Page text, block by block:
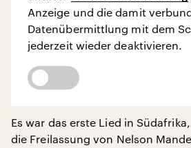
Anzeige und die damit
Datenübermittlung mit dem
jederzeit wieder deaktivieren.
Es war das erste Lied in
die Freilassung von Nelson